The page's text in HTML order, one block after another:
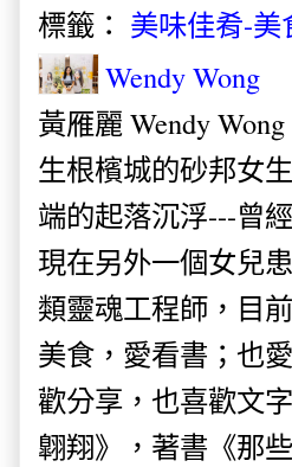
標籤： 美味佳肴-
Wendy Wong
黃雁麗 Wendy
生根檳城的砂邦女
端的起落沉浮---曾
現在另外一個女兒
類靈魂工程師，目
美食，愛看書；也
歡分享，也喜歡文
翺翔》，著書《那